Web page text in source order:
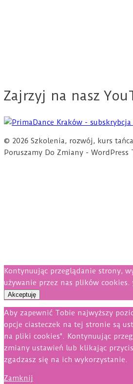
Zajrzyj na nasz
© 2026 Szkolenia, rozwój, kurs
Poruszamy Do Zmiany - WordPress
Kontynuując przeglądanie strony,
używanie przez nas plików cookies.
Akceptuję
Aby zapewnić Tobie najwyższy
opcje ciasteczek na tej stronie są
na pliki cookies". Kontynuując
zmiany ustawień lub klikając
zgadzasz się na ich wykorzystanie.
Zamknij